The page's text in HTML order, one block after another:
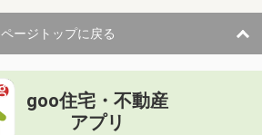
ページトップに戻る
goo住宅・不動産
アプリ